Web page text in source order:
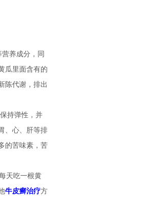
养成分，同
瓜里面含有的
陈代谢，排出
持弹性，并
、心、肝等排
的苦味素，苦
天吃一根黄
牛皮癣治疗方